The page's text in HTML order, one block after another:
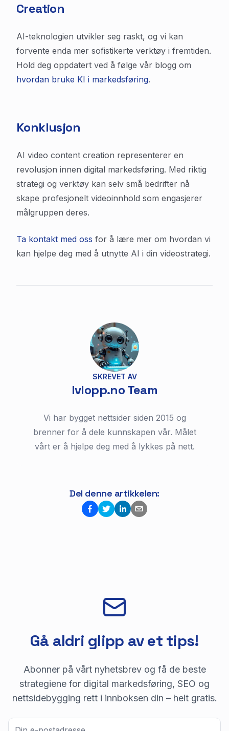
Creation
AI-teknologien utvikler seg raskt, og vi kan
forvente enda mer sofistikerte verktøy i fremtiden.
Hold deg oppdatert ved å følge vår blogg om
hvordan bruke KI i markedsføring.
Konklusjon
AI video content creation representerer en
revolusjon innen digital markedsføring. Med riktig
strategi og verktøy kan selv små bedrifter nå
skape profesjonelt videoinnhold som engasjerer
målgruppen deres.
Ta kontakt med oss for å lære mer om hvordan vi
kan hjelpe deg med å utnytte AI i din videostrategi.
SKREVET AV
lvlopp.no Team
Vi har bygget nettsider siden 2015 og
brenner for å dele kunnskapen vår. Målet
vårt er å hjelpe deg med å lykkes på nett.
Del denne artikkelen:
Gå aldri glipp av et tips!
Abonner på vårt nyhetsbrev og få de beste
strategiene for digital markedsføring, SEO og
nettsidebygging rett i innboksen din – helt gratis.